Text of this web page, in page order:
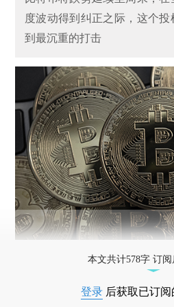
度波动得到纠正之际，这个
到最沉重的打击
本文共计578字 订
登录 后获取已订